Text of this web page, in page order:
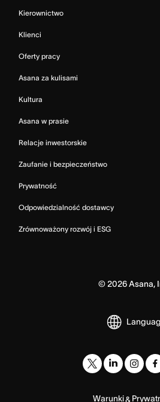
Kierownictwo
Klienci
Oferty pracy
Asana za kulisami
Kultura
Asana w prasie
Relacje inwestorskie
Zaufanie i bezpieczeństwo
Prywatność
Odpowiedzialność dostawcy
Zrównoważony rozwój i ESG
©2026Asana,
Warunki&